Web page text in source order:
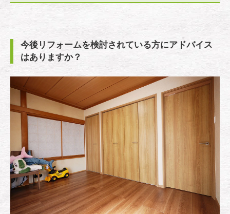
今後リフォームを検討されている方にアドバイス
はありますか？